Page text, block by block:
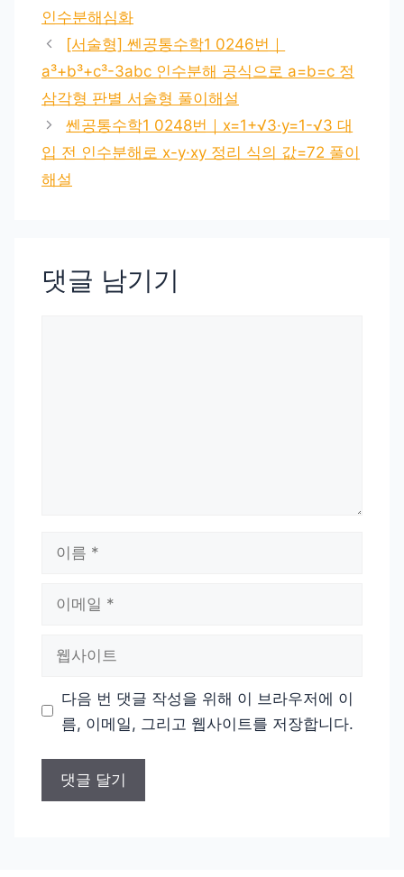
인수분해심화
[서술형] 쎈공통수학1 0246번｜
a³+b³+c³-3abc 인수분해 공식으로 a=b=c 정
삼각형 판별 서술형 풀이해설
쎈공통수학1 0248번｜x=1+√3·y=1-√3 대
입 전 인수분해로 x-y·xy 정리 식의 값=72 풀이
해설
댓글 남기기
트
다음 번 댓글 작성을 위해 이 브라우저에 이
름, 이메일, 그리고 웹사이트를 저장합니다.